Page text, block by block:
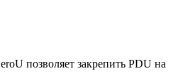
позволяет закрепить PDU на